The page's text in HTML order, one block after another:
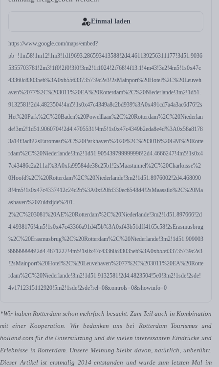
Einmal laden
https://www.google.com/maps/embed?
pb=!1m58!1m12!1m3!1d19693.286593413588!2d4.461139256311177!3d51.9036
5355703781!2m3!1f0!2f0!3f0!3m2!1i1024!2i768!4f13.1!4m43!3e2!4m5!1s0x47c
43360c83035eb%3A0xb55633735739c2e3!2sMainport%20Hotel%2C%20Leuveh
aven%2077%2C%203011%20EA%20Rotterdam%2C%20Niederlande!3m2!1d51.
9132581!2d4.4823504!4m5!1s0x47c4349a8c2bd939%3A0x491cd7a4a3ac6d76!2s
Het%20Park%2C%20Baden%20Powelllaan%2C%20Rotterdam%2C%20Niederlan
de!3m2!1d51.9060704!2d4.4705531!4m5!1s0x47c4349b2eda8e4d%3A0x58a8178
3a14f3ad8!2sEuromast%2C%20Parkhaven%2020%2C%203016%20GM%20Rotte
rdam%2C%20Niederlande!3m2!1d51.905439799999996!2d4.4666247!4m5!1s0x4
7c43486c2a211af%3A0xfa99584de38c25b1!2sMaastunnel%2C%20Charloisse%2
0Hoofd%2C%20Rotterdam%2C%20Niederlande!3m2!1d51.8976002!2d4.468090
8!4m5!1s0x47c4337412c24c2b%3A0xf20fd330ec6548d4!2sMaassilo%2C%20Ma
ashaven%20Zuidzijde%201-
2%2C%203081%20AE%20Rotterdam%2C%20Niederlande!3m2!1d51.897666!2d
4.4938176!4m5!1s0x47c43366a91d4f5b%3A0xf43b51dff4165c58!2sErasmusbrug
%2C%20Erasmusbrug%2C%20Rotterdam%2C%20Niederlande!3m2!1d51.909003
999999996!2d4.4871227!4m5!1s0x47c43360c83035eb%3A0xb55633735739c2e3
!2sMainport%20Hotel%2C%20Leuvehaven%2077%2C%203011%20EA%20Rotte
rdam%2C%20Niederlande!3m2!1d51.9132581!2d4.4823504!5e0!3m2!1sde!2sde!
4v1712315112920!5m2!1sde!2sde?rel=0&controls=0&showinfo=0
*Wir haben Rotterdam schon mehrfach besucht. Zum Teil auch in Kombination
mit einer Kooperation. Wir bedanken uns bei Rotterdam Tourismus und
holland.com für die Unterstützung und die vielen interessanten Eindrücke und
Erlebnisse in Rotterdam. Unsere Meinung bleibt davon, natürlich, unberührt.
Dieser Artikel ist erstmalig 2014 entstanden und wurde zum letzten Mal im